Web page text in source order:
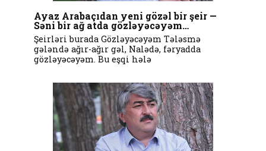
Ayaz Arabaçıdan yeni gözəl bir şeir —
Səni bir ağ atda gözləyəcəyəm…
Şeirləri burada Gözləyəcəyəm Tələsmə
gələndə ağır-ağır gəl, Nalədə, fəryadda
gözləyəcəyəm. Bu eşqi hələ